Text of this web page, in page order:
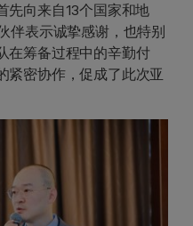
先向来自13个国家和地
伴表示诚挚感谢，也特别
在筹备过程中的辛勤付
紧密协作，促成了此次亚